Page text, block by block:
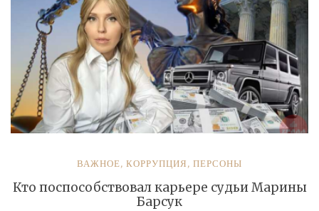
ВАЖНОЕ, КОРРУПЦИЯ, ПЕРСОНЫ
Кто поспособствовал карьере судьи Марины
Барсук